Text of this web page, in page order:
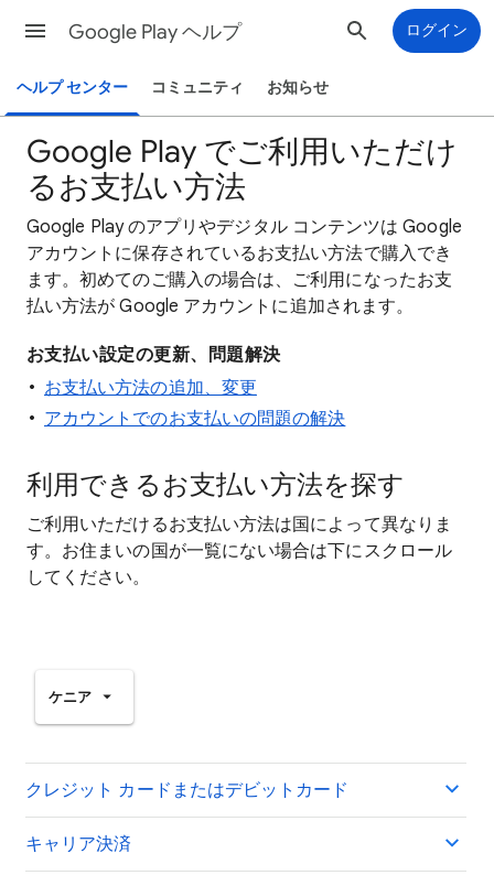
Google Play ヘルプ ログイン
ヘルプ センター コミュニティ お知らせ
Google Play でご利用いただけ
るお支払い方法
Google Play のアプリやデジタル コンテンツは Google
アカウントに保存されているお支払い方法で購入でき
ます。初めてのご購入の場合は、ご利用になったお支
払い方法が Google アカウントに追加されます。
お支払い設定の更新、問題解決
お支払い方法の追加、変更
アカウントでのお支払いの問題の解決
利用できるお支払い方法を探す
ご利用いただけるお支払い方法は国によって異なりま
す。お住まいの国が一覧にない場合は下にスクロール
してください。
ケニア
クレジット カードまたはデビットカード
キャリア決済